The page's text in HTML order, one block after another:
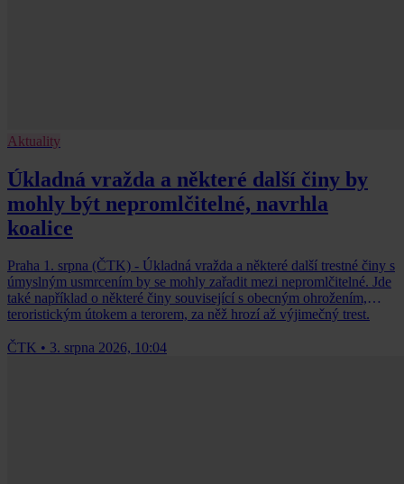
Aktuality
Úkladná vražda a některé další činy by
mohly být nepromlčitelné, navrhla
koalice
Praha 1. srpna (ČTK) - Úkladná vražda a některé další trestné činy s
úmyslným usmrcením by se mohly zařadit mezi nepromlčitelné. Jde
také například o některé činy související s obecným ohrožením,
teroristickým útokem a terorem, za něž hrozí až výjimečný trest.
ČTK • 3. srpna 2026, 10:04